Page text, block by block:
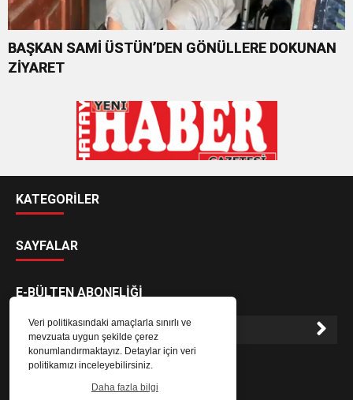
Veri politikasındaki amaçlarla sınırlı ve
mevzuata uygun şekilde çerez
konumlandırmaktayız. Detaylar için veri
politikamızı inceleyebilirsiniz.
Daha fazla bilgi
BAŞKAN SAMİ ÜSTÜN’DEN GÖNÜLLERE DOKUNAN
ZİYARET
KATEGORİLER
SAYFALAR
E-BÜLTEN ABONELİĞİ
E-Bülten aboneliği ile haberlere daha hızlı erişin.